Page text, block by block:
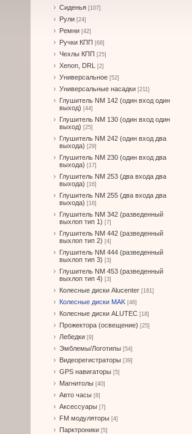
Сиденья [107]
Рули [24]
Ремни [42]
Ручки КПП [68]
Чехлы КПП [25]
Xenon, DRL [2]
Универсальное [52]
Универсальные насадки [211]
Глушитель NM 142 (один вход один
выход) [44]
Глушитель NM 130 (один вход один
выход) [25]
Глушитель NM 242 (один вход два
выхода) [29]
Глушитель NM 230 (один вход два
выхода) [17]
Глушитель NM 253 (два входа два
выхода) [16]
Глушитель NM 255 (два входа два
выхода) [16]
Глушитель NM 342 (разведенный
выхлоп тип 1) [7]
Глушитель NM 442 (разведенный
выхлоп тип 2) [4]
Глушитель NM 444 (разведенный
выхлоп тип 3) [3]
Глушитель NM 453 (разведенный
выхлоп тип 4) [3]
Колесные диски Alucenter [181]
Колесные диски MAK [46]
Колесные диски ALUTEC [18]
Прожектора (освещение) [25]
Лебедки [9]
Эмблемы/Логотипы [54]
Видеорегистраторы [39]
GPS навигаторы [5]
Магнитолы [40]
Авто часы [8]
Аксессуары [7]
FM модуляторы [4]
Парктроники [5]